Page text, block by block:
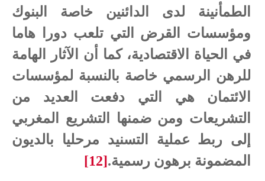
الطمأنينة لدى الدائنين خاصة البنوك
ومؤسسات القرض التي تلعب دورا هاما
في الحياة الاقتصادية، كما أن الآثار الهامة
للرهن الرسمي خاصة بالنسبة لمؤسسات
الائتمان هي التي دفعت العديد من
التشريعات ومن ضمنها التشريع المغربي
إلى ربط عملية التسنيد مرحليا بالديون
المضمونة برهون رسمية.[12]